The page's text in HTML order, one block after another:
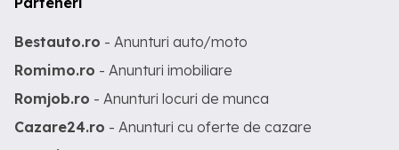
Bestauto.ro - Anunturi auto/moto
Romimo.ro - Anunturi imobiliare
Romjob.ro - Anunturi locuri de munca
Cazare24.ro - Anunturi cu oferte de cazare